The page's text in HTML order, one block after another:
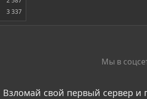
3 337
Мы в
Взломай свой первый сервер и